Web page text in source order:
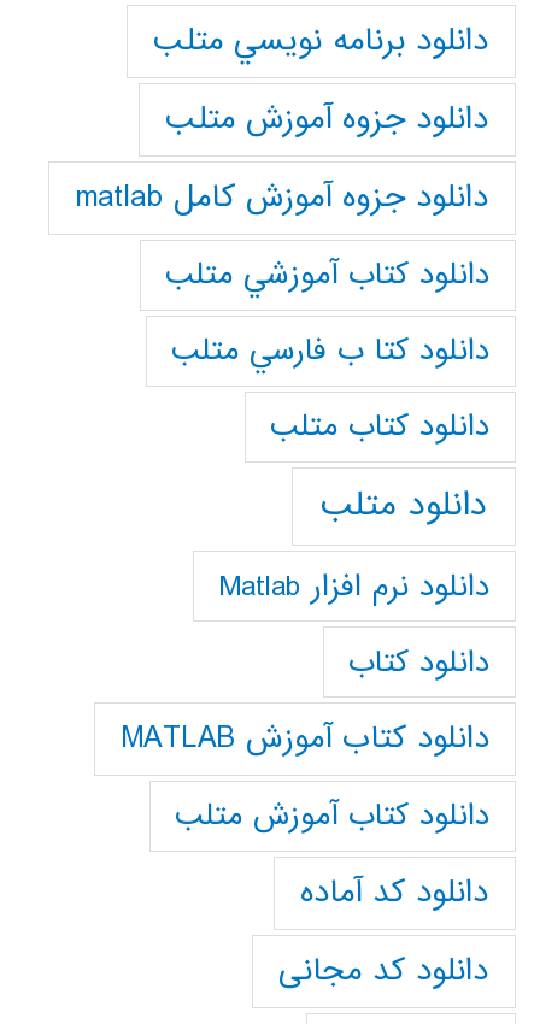
دانلود برنامه نويسي متلب
دانلود جزوه آموزش متلب
دانلود جزوه آموزش کامل matlab
دانلود كتاب آموزشي متلب
دانلود كتا ب فارسي متلب
دانلود كتاب متلب
دانلود متلب
دانلود نرم افزار Matlab
دانلود کتاب
دانلود کتاب آموزش MATLAB
دانلود کتاب آموزش متلب
دانلود کد آماده
دانلود کد مجانی